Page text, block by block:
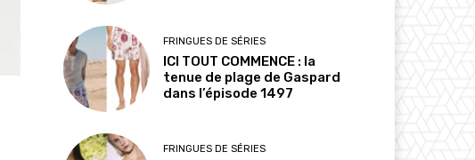
FRINGUES DE SÉRIES
ICI TOUT COMMENCE : la
tenue de plage de Gaspard
dans l’épisode 1497
FRINGUES DE SÉRIES